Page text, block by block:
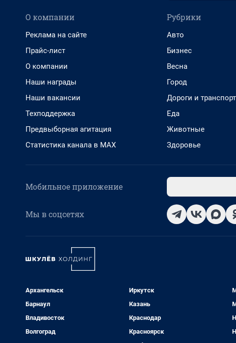
О компании
Реклама на сайте
Прайс-лист
О компании
Наши награды
Наши вакансии
Техподдержка
Предвыборная агитация
Статистика канала в MAX
Рубрики
Авто
Бизнес
Весна
Город
Дороги и транспорт
Еда
Животные
Здоровье
Мобильное приложение
Мы в соцсетях
Архангельск
Барнаул
Владивосток
Волгоград
Иркутск
Казань
Краснодар
Красноярск